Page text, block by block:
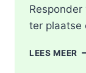
ter plaatse
LEES MEER